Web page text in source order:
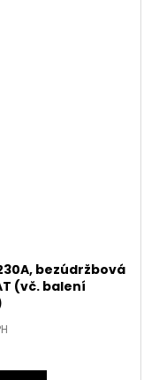
bezúdržbová
(vč. balení